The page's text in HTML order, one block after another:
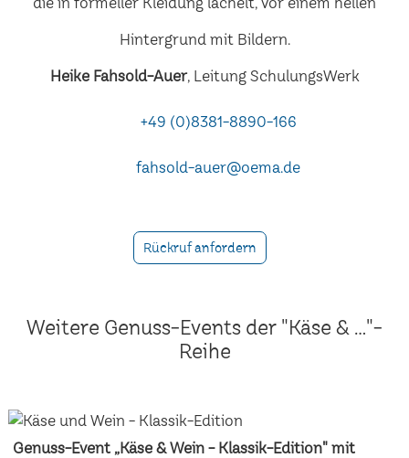
Heike Fahsold-Auer, Leitung SchulungsWerk
+49 (0)8381-8890-166
fahsold-auer@oema.de
Rückruf anfordern
Weitere Genuss-Events der "Käse & ..."-
Reihe
Genuss-Event „Käse & Wein - Klassik-Edition" mit